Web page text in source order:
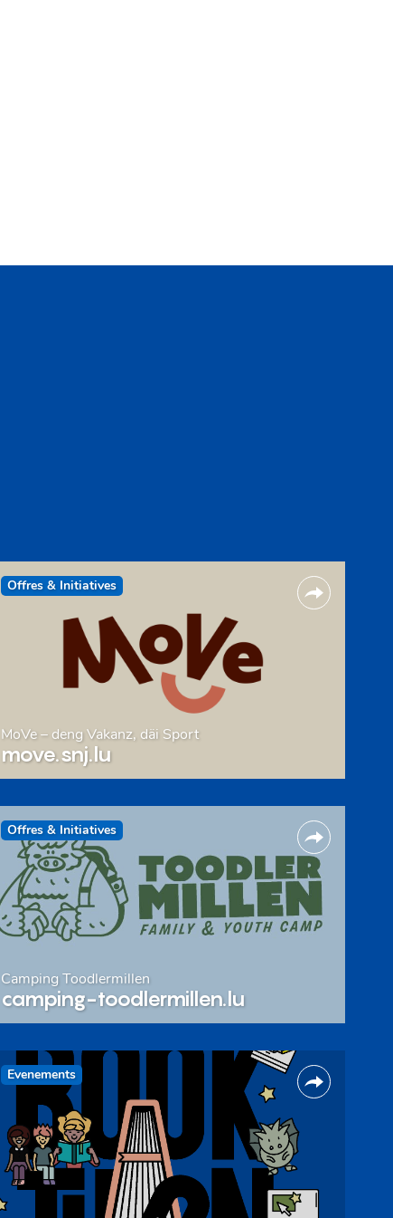
Offres & Initiatives
MoVe – deng Vakanz, däi Sport
move.snj.lu
Offres & Initiatives
Camping Toodlermillen
camping-toodlermillen.lu
Evenements